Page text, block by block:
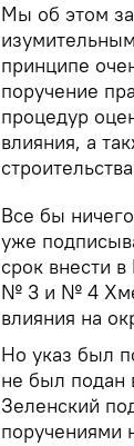
Мы об этом
принципе
поручение
процедур
влияния, а
Все бы
уже
срок внести
№ 3 и № 4
влияния на
Но указ был
не был подан
Зеленский
поручениями